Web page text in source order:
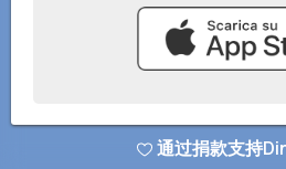
© DinDonDan应用 2026 隐私政
通过捐款支持